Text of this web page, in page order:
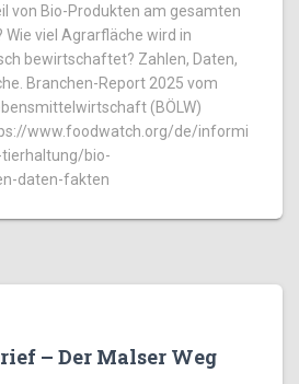
von Bio-Produkten am gesamten
Wie viel Agrarfläche wird in
bewirtschaftet? Zahlen, Daten,
Branchen-Report 2025 vom
(BÖLW)
www.foodwatch.org/de/informi
bio-
daten-fakten
– Der Malser Weg